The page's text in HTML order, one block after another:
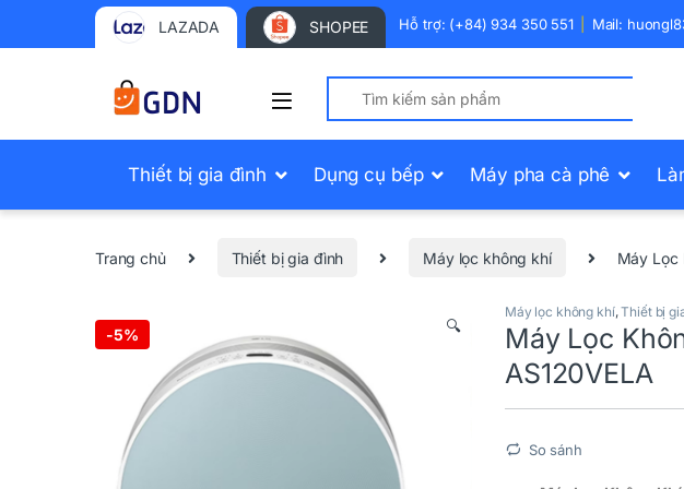
LAZADA SHOPEE Hỗ trợ: (+84) 934 350 551 Mail:
Search for:
Thiết bị gia đình Dụng cụ bếp Máy pha cà phê
Trang chủ Thiết bị gia đình Máy lọc không khí Máy Lọc
-5% 🔍
Máy lọc không khí,Thiết bị
Máy Lọc
AS120VELA
So sánh